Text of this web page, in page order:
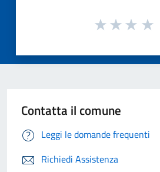
Contatta il comune
Leggi le domande frequenti
Richiedi Assistenza